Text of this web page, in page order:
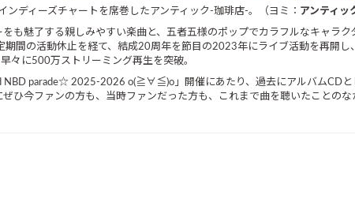
ディーズチャートを席巻したアンティック-珈琲店-。（ヨミ： アンティッ
も魅了する親しみやすい楽曲と、五者五様のポップでカラフルなキャラ
間の活動休止を経て、結成20周年を節目の2023年にライブ活動を再開
々に500万ストリーミング再生を突破。
NBD parade☆ 2025-2026 o(≧∀≦)o」開催にあたり、過去にアルバムCDと
ひ今ファンの方も、当時ファンだった方も、これまで曲を聴いたことの